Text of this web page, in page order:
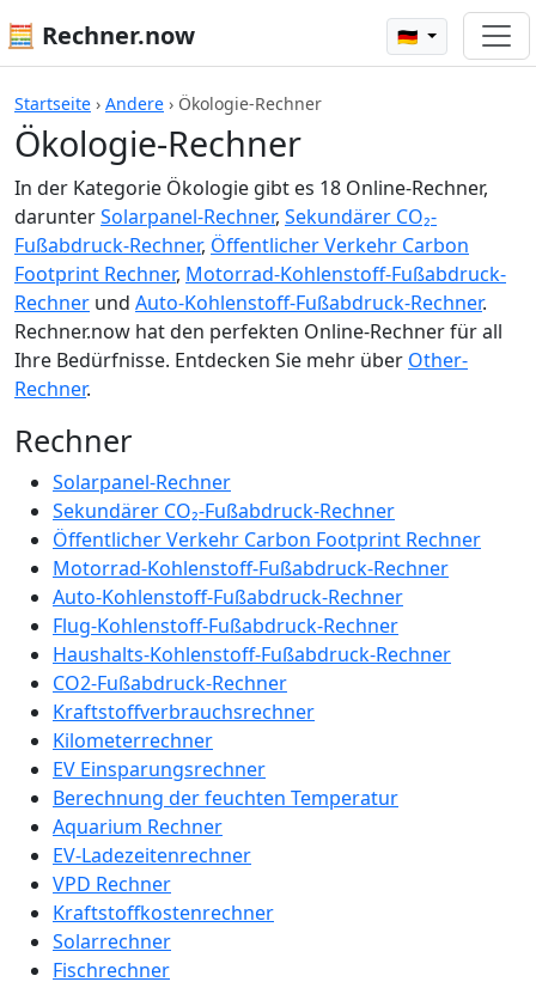
🧮 Rechner.now 🇩🇪
Startseite › Andere › Ökologie-Rechner
Ökologie-Rechner
In der Kategorie Ökologie gibt es 18 Online-Rechner,
darunterSolarpanel-Rechner, Sekundärer CO₂-
Fußabdruck-Rechner, Öffentlicher Verkehr Carbon
Footprint Rechner, Motorrad-Kohlenstoff-Fußabdruck-
Rechner und Auto-Kohlenstoff-Fußabdruck-Rechner.
Rechner.now hat den perfekten Online-Rechner für all
Ihre Bedürfnisse. Entdecken Sie mehr über Other-
Rechner.
Rechner
Solarpanel-Rechner
Sekundärer CO₂-Fußabdruck-Rechner
Öffentlicher Verkehr Carbon Footprint Rechner
Motorrad-Kohlenstoff-Fußabdruck-Rechner
Auto-Kohlenstoff-Fußabdruck-Rechner
Flug-Kohlenstoff-Fußabdruck-Rechner
Haushalts-Kohlenstoff-Fußabdruck-Rechner
CO2-Fußabdruck-Rechner
Kraftstoffverbrauchsrechner
Kilometerrechner
EV Einsparungsrechner
Berechnung der feuchten Temperatur
Aquarium Rechner
EV-Ladezeitenrechner
VPD Rechner
Kraftstoffkostenrechner
Solarrechner
Fischrechner